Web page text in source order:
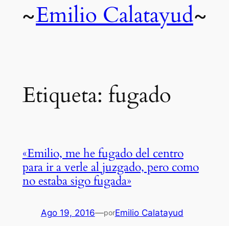
~Emilio Calatayud~
Etiqueta: fugado
«Emilio, me he fugado del centro
para ir a verle al juzgado, pero como
no estaba sigo fugada»
Ago 19, 2016—porEmilio Calatayud